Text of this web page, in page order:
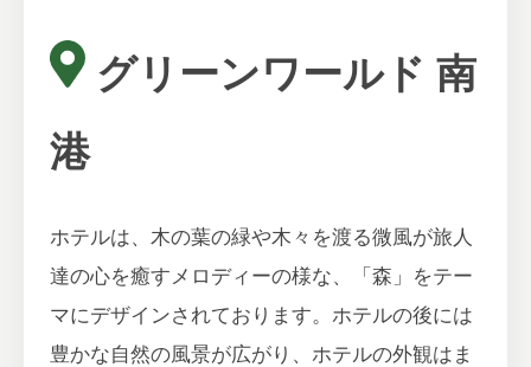
グリーンワールド 南
港
ホテルは、木の葉の緑や木々を渡る微風が旅人
達の心を癒すメロディーの様な、「森」をテー
マにデザインされております。ホテルの後には
豊かな自然の風景が広がり、ホテルの外観はま